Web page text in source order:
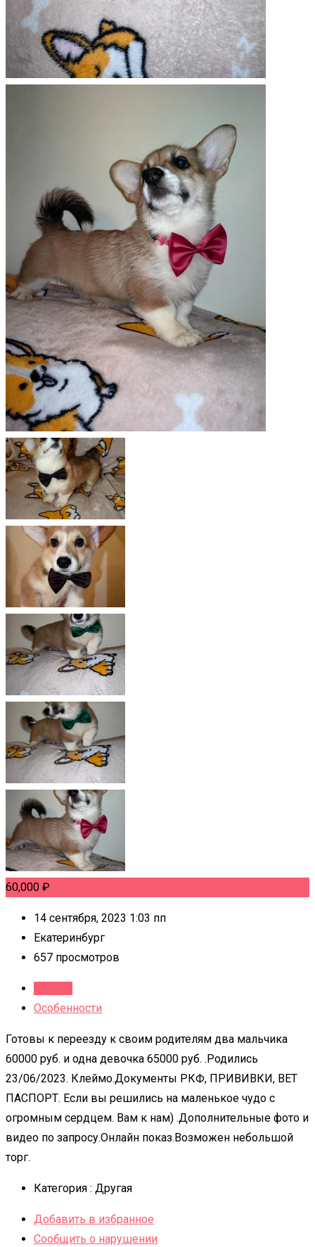
60,000 ₽
14 сентября, 2023 1:03 пп
Екатеринбург
657 просмотров
Особенности
Готовы к переезду к своим родителям два мальчика
60000 руб. и одна девочка 65000 руб. .Родились
23/06/2023. Клеймо.Документы РКФ, ПРИВИВКИ, ВЕТ
ПАСПОРТ. Если вы решились на маленькое чудо с
огромным сердцем. Вам к нам) .Дополнительные фото и
видео по запросу.Онлайн показ.Возможен небольшой
торг.
Категория : Другая
Добавить в избранное
Сообщить о нарушении